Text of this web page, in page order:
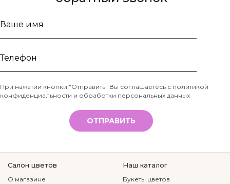
Ваше
Телефон
*
При нажатии кнопки "Отправить" Вы соглашаетесь с политикой
конфиденциальности и обработки персональных данных
ОТПРАВИТЬ
Салон цветов
О магазине
Наш каталог
Букеты цветов